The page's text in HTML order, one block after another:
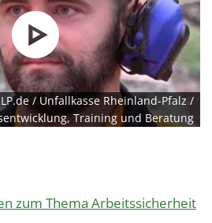
/ Unfallkasse Rheinland-Pfalz /
Training und Beratung
zum Thema Arbeitssicherheit